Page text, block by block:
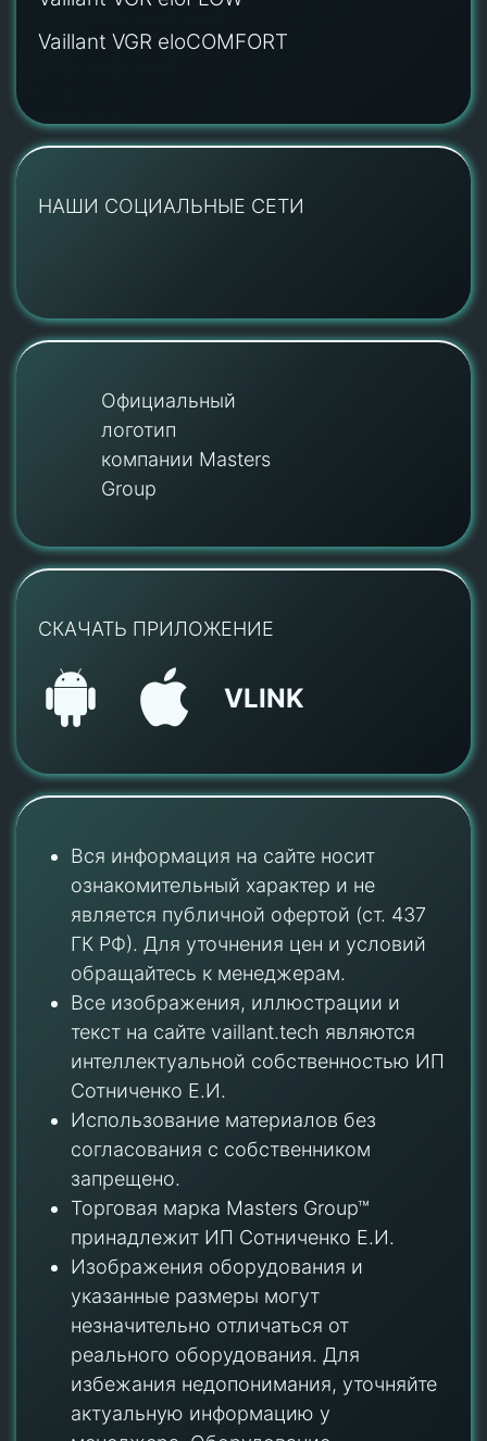
Vaillant VGR eloCOMFORT
НАШИ СОЦИАЛЬНЫЕ СЕТИ
Официальный
логотип
компании Masters
Group
СКАЧАТЬ ПРИЛОЖЕНИЕ
VLINK
Вся информация на сайте носит
ознакомительный характер и не
является публичной офертой (ст. 437
ГК РФ). Для уточнения цен и условий
обращайтесь к менеджерам.
Все изображения, иллюстрации и
текст на сайте vaillant.tech являются
интеллектуальной собственностью ИП
Сотниченко Е.И.
Использование материалов без
согласования с собственником
запрещено.
Торговая марка Masters Group™
принадлежит ИП Сотниченко Е.И.
Изображения оборудования и
указанные размеры могут
незначительно отличаться от
реального оборудования. Для
избежания недопонимания, уточняйте
актуальную информацию у